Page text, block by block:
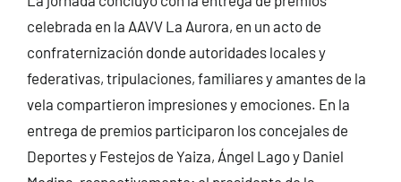
celebrada en la AAVV La Aurora, en un acto de
confraternización donde autoridades locales y
federativas, tripulaciones, familiares y amantes de la
vela compartieron impresiones y emociones. En la
entrega de premios participaron los concejales de
Deportes y Festejos de Yaiza, Ángel Lago y Daniel